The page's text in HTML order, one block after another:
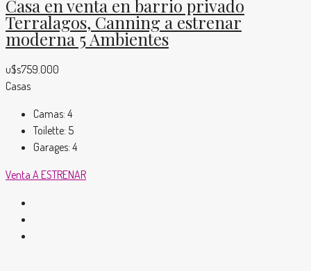
Casa en venta en barrio privado
Terralagos, Canning a estrenar
moderna 5 Ambientes
u$s759.000
Casas
Camas: 4
Toilette: 5
Garages: 4
Venta A ESTRENAR